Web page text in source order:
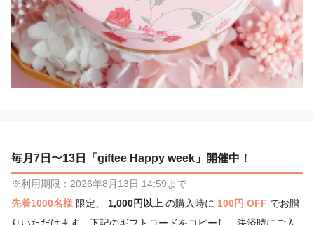
毎月7日〜13日「giftee Happy week」開催中！
※利用期限：2026年8月13日 14:59まで
先着1000名様 限定、 1,000円以上 の購入時に 100円 OFF でお贈